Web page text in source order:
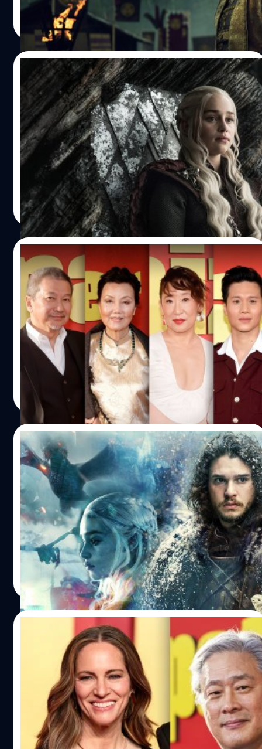
ประภาส อยู่เย็น| 749 days ago
Read More
14/06/2024
Emilia Clarke เปิดใจ กลัวถูกไล่ออกจากซีรีส์
‘Game of Thrones’ หลังเข้ารับการผ่าตัด
สมอง 2 ครั้ง
เอมิเลีย คลาร์ก (Emilia Clarke) เปิดใจ กลัวถูกไล่ออกจากซี
รีส์ 'Game of Thrones' - กลัวตายคารายการทีวี หลังเข้ารับ
การผ่าตัดสมอง
ประภาส อยู่เย็น| 783 days ago
Read More
13/05/2024
สัมภาษณ์นักแสดงนำจากซีรีส์ ‘The
Sympathizer’
‘The Sympathizer’ ผลงานออริจินัลลิมิเต็ดซีรีส์จาก HBO ซี
รีส์แนวระทึกขวัญและการเสียดสีข้ามวัฒนธรรม ผลงาน
ดัดแปลงจากนวนิยายในชื่อเดียวกันของเวียต ธาน เหวียน
(Viet Thanh Nguyen) โดยได้นักแสดงมากฝีมือมาร่วมแสดง
ไม่ว่าจะเป็น โรเบิร์ต ดาวนีย์ จูเนียร์ (Robert Downey Jr.) นัก
แสดงเจ้าของรางวัลออสการ์ สาขานักแสดงสมทบชายยอด
เยี่ยม จากหนังเรื่อง ‘Oppenheimer’ พร้อมด้วย ฮวา เซวียนเต
(Hoa Xuande), เฟร็ด เหวียน คาน (Fred Nguyen Khan),
ต่วน เล (Toan Le), ฟานซิน (Phanxine), วี เล (Vy Le), กี่ ด
เวียน (Ky Duyen), เกี่ยว ชินห์ (Kieu Chinh), ดุย เหวียน
(Duy…
สรัลชนา บุญชูกุศล | 815 days ago
20/04/2024
HBO ยกเลิกซีรีส์ภาคแยก ‘Jon Snow’ อ้างว่า
เป็นผลดีต่อแฟรนไชส์ ‘Game of Thrones’
การประสบความสำเร็จของ 'Game of Thrones' นั้น เรียกได้ว่า
เป็นซีรีส์ที่ถูกพูดถึงมากที่สุดในช่วงปี 2010 ของ HBO สามารถ
สร้างฐานผู้ชมได้มหาศาลอย่างต่อเนื่องจวบจนถึงซีซันสุดท้าย
ในปี 2019 แฟน ๆ ของซีรีส์ต่างยกย่องชื่นชมเนื้อหาของซีรีส์ใน
ซีซันแรก ๆ แต่แล้วก็เริ่มกลายเป็นเสียงบ่นในซีซันหลัง ๆ
คณาวุฒิ สถิตธรรมภักดี | 838 days ago
Read More
สัมภาษณ์พิเศษ ผู้กำกับ Park Chan-wook
และทีมงานผู้สร้างซีรีส์ ‘The Sympathizer’
‘The Sympathizer’ ผลงานออริจินัลลิมิเต็ดซีรีส์เรื่องใหม่จาก
HBO ที่เพิ่งฉายตอนแรกไปเมื่อวันที่ 15 เมษายนที่ผ่านมา ซีรีส์
แนวระทึกขวัญและการเสียดสีข้ามวัฒนธรรมเรื่องนี้ เป็นผล
งานดัดแปลงจากนวนิยายในชื่อเดียวกันของ เวียต ธาน เหวียน